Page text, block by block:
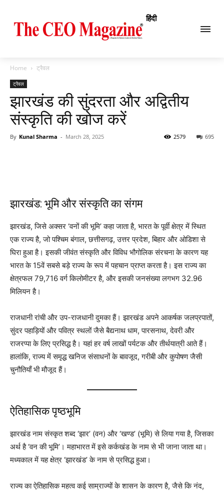
हिंदी
Home ट्रैवल
ट्रैवल
झारखंड की सुंदरता और अद्वितीय
संस्कृति की खोज करें
By Kunal Sharma - March 28, 2025 695
2579
झारखंड: भूमि और संस्कृति का संगम
झारखंड, जिसे अक्सर ‘वनों की भूमि’ कहा जाता है, भारत के पूर्वी क्षेत्र में स्थित
एक राज्य है, जो पश्चिम बंगाल, छत्तीसगढ़, उत्तर प्रदेश, बिहार और ओडिशा से
घिरा हुआ है। इसकी जीवंत संस्कृति और विविध भौगोलिक संरचना के कारण यह
भारत के 15वें सबसे बड़े राज्य के रूप में पहचान प्राप्त करता है। इस राज्य का
क्षेत्रफल 79,716 वर्ग किलोमीटर है, और इसकी जनसंख्या लगभग 32.96
मिलियन है।
राजधानी रांची और उप-राजधानी दुमका हैं। झारखंड अपने आकर्षक जलप्रपातों,
सुंदर पहाड़ियों और पवित्र स्थलों जैसे बैद्यनाथ धाम, पारसनाथ, देवरी और
राजरप्पा के लिए प्रसिद्ध है। यहां हर वर्ष लाखों पर्यटक और तीर्थयात्री आते हैं।
हालांकि, राज्य में समृद्ध खनिज संसाधनों के बावजूद, गरीबी और कुपोषण जैसी
चुनौतियाँ भी मौजूद हैं।
ऐतिहासिक पृष्ठभूमि
झारखंड नाम संस्कृत शब्द ‘झार’ (वन) और ‘खण्ड’ (भूमि) से लिया गया है, जिसका
अर्थ है ‘वन की भूमि’। महाभारत में इसे कर्कखंड के नाम से भी जाना जाता था।
मध्यकाल में यह क्षेत्र ‘झारखंड’ के नाम से प्रसिद्ध हुआ।
राज्य का ऐतिहासिक महत्व कई साम्राज्यों के शासन के कारण है, जैसे कि नंद,